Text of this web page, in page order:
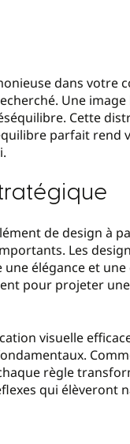
dans votre
Une
Cette
parfait rend
de design à
Les
élégance et
pour projeter
visuelle
règle
qui élèveront